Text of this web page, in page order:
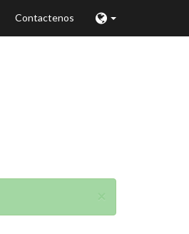
Contactenos
×